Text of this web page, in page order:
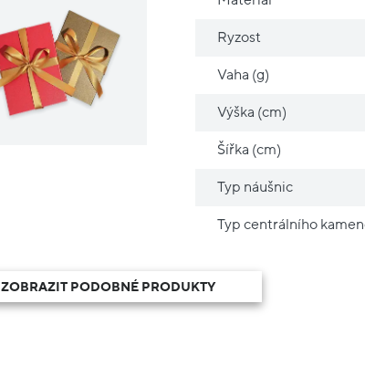
Ryzost
Vaha (g)
Výška (cm)
Šířka (cm)
Typ náušnic
Typ centrálního
ZOBRAZIT PODOBNÉ PRODUKTY